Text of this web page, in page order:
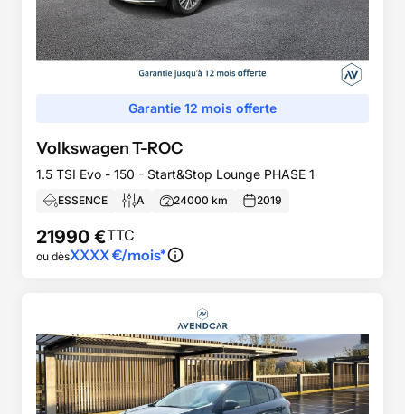
Garantie 12 mois offerte
VolkswagenT-ROC
1.5 TSI Evo - 150 - Start&Stop Lounge PHASE 1
ESSENCE A 24000 km 2019
21990 €TTC
ou dèsXXXX€/mois*